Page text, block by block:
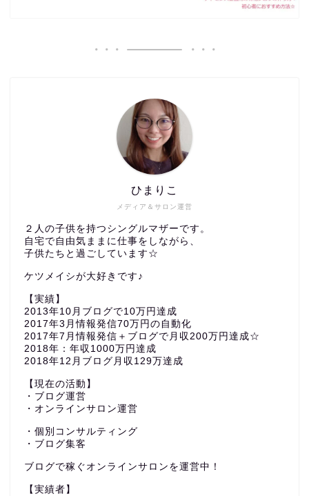
メディア＆サロン運営
ひまりこ
２人の子供を持つシングルマザーです。
自宅で自由気ままに仕事をしながら、
子供たちと過ごしています☆
ケツメイシが大好きです♪
【実績】
2013年10月ブログで10万円達成
2017年3月情報発信70万円の自動化
2017年7月情報発信＋ブログで月収200万円達成☆
2018年：年収1000万円達成
2018年12月ブログ月収129万達成
【現在の活動】
・ブログ運営
・オンラインサロン運営
・個別コンサルティング
・ブログ集客
ブログで稼ぐオンラインサロンを運営中！
【実績者】